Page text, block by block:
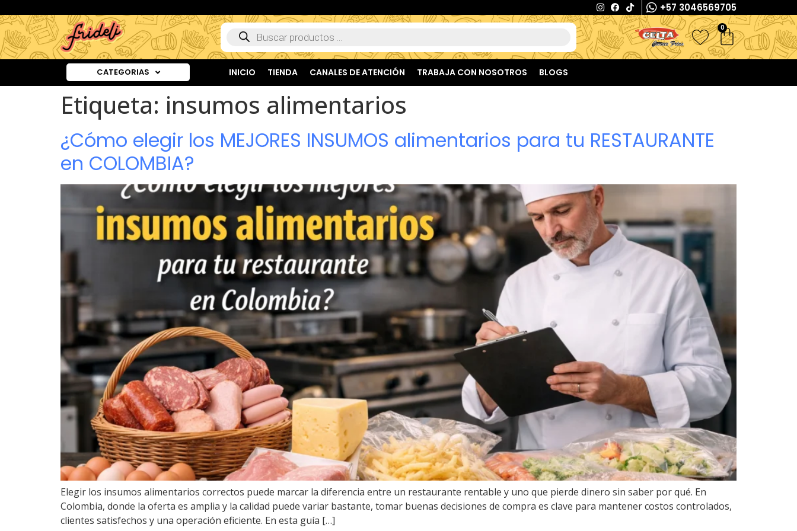
+57 3046569705
0
CATEGORIAS INICIO TIENDA CANALES DE ATENCIÓN TRABAJA CON NOSOTROS BLOGS
Etiqueta: insumos alimentarios
¿Cómo elegir los MEJORES INSUMOS alimentarios para tu RESTAURANTE
en COLOMBIA?
Elegir los insumos alimentarios correctos puede marcar la diferencia entre un restaurante rentable y uno que pierde dinero sin saber por qué. En
Colombia, donde la oferta es amplia y la calidad puede variar bastante, tomar buenas decisiones de compra es clave para mantener costos controlados,
clientes satisfechos y una operación eficiente. En esta guía […]